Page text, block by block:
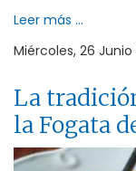
Leer más ...
Miércoles, 26 Junio
La
la Fogata